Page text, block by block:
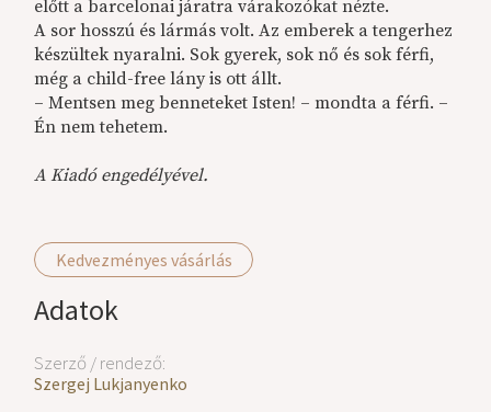
Kedvezményes vásárlás
Adatok
Szerző / rendező:
Szergej Lukjanyenko
előtt a barcelonai járatra várakozókat nézte.
A sor hosszú és lármás volt. Az emberek a tengerhez
készültek nyaralni. Sok gyerek, sok nő és sok férfi,
még a child-free lány is ott állt.
– Mentsen meg benneteket Isten! – mondta a férfi. –
Én nem tehetem.
A Kiadó engedélyével.